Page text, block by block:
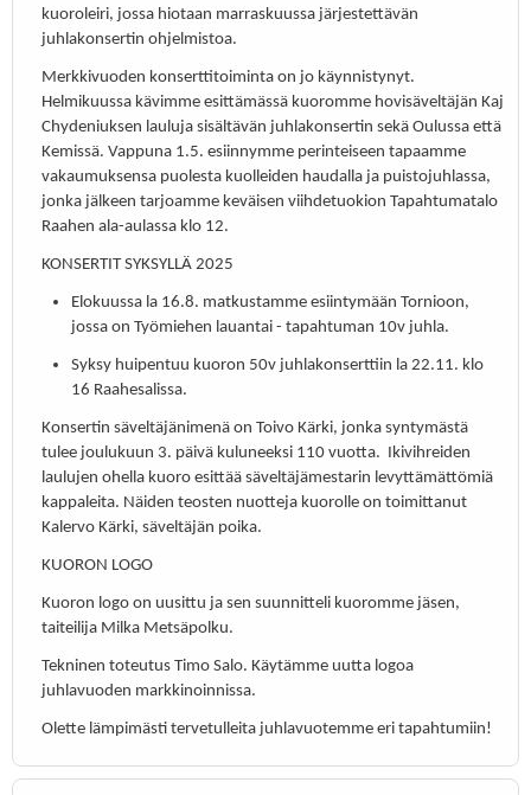
kuoroleiri, jossa hiotaan marraskuussa järjestettävän
juhlakonsertin ohjelmistoa.
Merkkivuoden konserttitoiminta on jo käynnistynyt.
Helmikuussa kävimme esittämässä kuoromme hovisäveltäjän Kaj
Chydeniuksen lauluja sisältävän juhlakonsertin sekä Oulussa että
Kemissä. Vappuna 1.5. esiinnymme perinteiseen tapaamme
vakaumuksensa puolesta kuolleiden haudalla ja puistojuhlassa,
jonka jälkeen tarjoamme keväisen viihdetuokion Tapahtumatalo
Raahen ala-aulassa klo 12.
KONSERTIT SYKSYLLÄ 2025
Elokuussa la 16.8. matkustamme esiintymään Tornioon,
jossa on Työmiehen lauantai - tapahtuman 10v juhla.
Syksy huipentuu kuoron 50v juhlakonserttiin la 22.11. klo
16 Raahesalissa.
Konsertin säveltäjänimenä on Toivo Kärki, jonka syntymästä
tulee joulukuun 3. päivä kuluneeksi 110 vuotta. Ikivihreiden
laulujen ohella kuoro esittää säveltäjämestarin levyttämättömiä
kappaleita. Näiden teosten nuotteja kuorolle on toimittanut
Kalervo Kärki, säveltäjän poika.
KUORON LOGO
Kuoron logo on uusittu ja sen suunnitteli kuoromme jäsen,
taiteilija Milka Metsäpolku.
Tekninen toteutus Timo Salo. Käytämme uutta logoa
juhlavuoden markkinoinnissa.
Olette lämpimästi tervetulleita juhlavuotemme eri tapahtumiin!